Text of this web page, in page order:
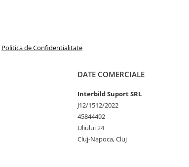
Politica de Confidentialitate
DATE COMERCIALE
Interbild Suport SRL
J12/1512/2022
45844492
Uliului 24
Cluj-Napoca, Cluj